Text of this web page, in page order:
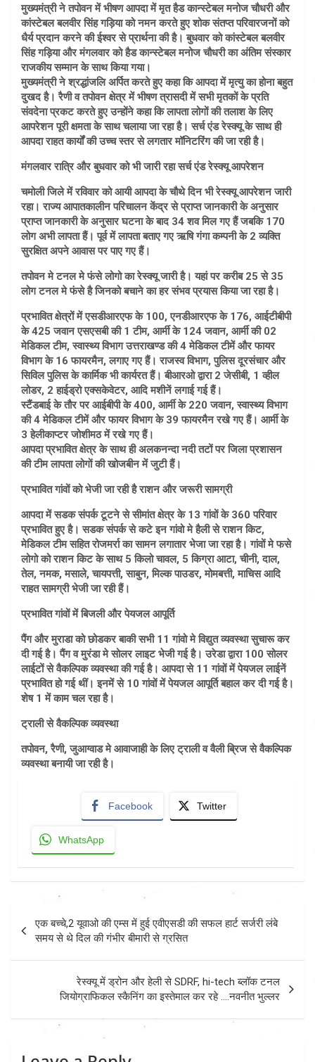
मुख्यमंत्री ने तपोवन में भीषण आपदा में मृत हैड कान्स्टेबल मनोज चौधरी और
कांस्टेबल बलवीर सिंह गड़िया को नमन करते हुए शोक संतप्त परिवारजनों को
धैर्य प्रदान करने की ईश्वर से प्रार्थना की है। बुधवार को कांस्टेबल बलवीर
सिंह गड़िया और मंगलवार को हैड कान्स्टेबल मनोज चौधरी का अंतिम संस्कार
राजकीय सम्मान के साथ किया गया।
मुख्यमंत्री ने श्रद्धांजलि अर्पित करते हुए कहा कि आपदा में मृत्यु का होना बहुत
दुखद है। रैणी व तपोवन क्षेत्र में भीषण त्रासदी में सभी मृतकों के प्रति
संवदेना प्रकट करते हुए उन्होंने कहा कि लापता लोगों की तलाश के लिए
आपरेशन पूरी क्षमता के साथ चलाया जा रहा है। सर्च एंड रेस्क्यू के साथ ही
आपदा राहत कार्यों की उच्च स्तर से लगतार मॉनिटरिंग की जा रही है।
मंगलवार रात्रि और बुधवार को भी जारी रहा सर्च एंड रेस्क्यू आपरेशन
चमोली जिले में रविवार को आयी आपदा के चौथे दिन भी रेस्क्यू आपरेशन जारी
रहा। राज्य आपातकालीन परिचालन केंद्र से प्राप्त जानकारी के अनुसार
प्राप्त जानकारी के अनुसार घटना के बाद 34 शव मिल गए हैं जबकि 170
लोग अभी लापता हैं। पूर्व में लापता बताए गए ऋषि गंगा कम्पनी के 2 व्यक्ति
सुरक्षित अपने आवास पर पाए गए हैं।
तपोवन मे टनल मे फंसे लोगो का रेस्क्यू जारी है। यहां पर करीब 25 से 35
लोग टनल मे फंसे है जिनको बचाने का हर संभव प्रयास किया जा रहा है।
प्रभावित क्षेत्रों में एसडीआरएफ के 100, एनडीआरएफ के 176, आईटीबीपी
के 425 जवान एसएसबी की 1 टीम, आर्मी के 124 जवान, आर्मी की 02
मेडिकल टीम, स्वास्थ्य विभाग उत्तराखण्ड की 4 मेडिकल टीमें और फायर
विभाग के 16 फायरमैन, लगाए गए हैं। राजस्व विभाग, पुलिस दूरसंचार और
सिविल पुलिस के कार्मिक भी कार्यरत हैं। बीआरओ द्वारा 2 जेसीबी, 1 व्हील
लोडर, 2 हाईड्रो एक्सकेवेटर, आदि मशीनें लगाई गई हैं।
स्टैंडबाई के तौर पर आईबीपी के 400, आर्मी के 220 जवान, स्वास्थ्य विभाग
की 4 मेडिकल टीमें और फायर विभाग के 39 फायरमैन रखे गए हैं। आर्मी के
3 हेलीकाप्टर जोशीमठ में रखे गए हैं।
आपदा प्रभावित क्षेत्र के साथ ही अलकनन्दा नदी तटों पर जिला प्रशासन
की टीम लापता लोगों की खोजबीन में जुटी हैं।
प्रभावित गांवों को भेजी जा रही है राशन और जरूरी सामग्री
आपदा में सडक संपर्क टूटने से सीमांत क्षेत्र के 13 गांवों के 360 परिवार
प्रभावित हुए है। सडक संपर्क से कटे इन गांवो मे हैली से राशन किट,
मेडिकल टीम सहित रोजमर्रा का सामन लगातार भेजा जा रहा है। गांवों मे फसे
लोगो को राशन किट के साथ 5 किलो चावल, 5 किग्रा आटा, चीनी, दाल,
तेल, नमक, मसाले, चायपत्ती, साबुन, मिल्क पाउडर, मोमबत्ती, माचिस आदि
राहत सामग्री भेजी जा रही हैं।
प्रभावित गांवों में बिजली और पेयजल आपूर्ति
पैंग और मुराडा को छोडकर बाकी सभी 11 गांवो मे विद्युत व्यवस्था सुचारू कर
दी गई है। पैंग व मुरंडा मे सोलर लाइट भेजी गई है। उरेडा द्वारा 100 सोलर
लाईटों से वैकल्पिक व्यवस्था की गई है। आपदा से 11 गांवों में पेयजल लाईनें
प्रभावित हो गई थीं। इनमें से 10 गांवों में पेयजल आपूर्ति बहाल कर दी गई है।
शेष 1 में काम चल रहा है।
ट्राली से वैकल्पिक व्यवस्था
तपोवन, रैणी, जुआग्वाड मे आवाजाही के लिए ट्राली व वैली ब्रिज से वैकल्पिक
व्यवस्था बनायी जा रही है।
Facebook Twitter
WhatsApp
navigation
एक बच्चे,2 यूवाओ की एम्स में हुई एवीएसडी की सफल हार्ट सर्जरी लंबे
समय से थे दिल की गंभीर बीमारी से ग्रसित
रेस्क्यू में ड्रोन और हेली से SDRF, hi-tech ब्लॉक टनल
जियोग्राफिकल स्कैनिंग का इस्तेमाल कर रहे ….नवनीत भुल्लर